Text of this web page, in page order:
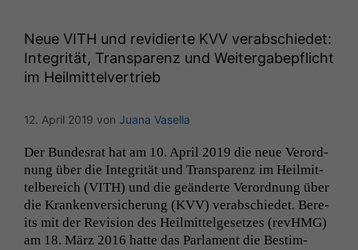
Neue VITH und revidierte KVV verabschiedet:
Integrität, Transparenz und Weitergabepflicht
im Heilmittelvertrieb
12. April 2019 von Juana Vasella
Der Bun­desrat hat am 10. April 2019 die neue Verord­
nung über die Integrität und Trans­parenz im Heilmit­
tel­bere­ich (VITH) und die geän­derte Verord­nung über
die Kranken­ver­sicherung (KVV) ver­ab­schiedet. Bere­
its mit der Revi­sion des Heilmit­telge­set­zes (revH­MG)
am 18. März 2016 hat­te das Par­la­ment die Bes­tim­
nicht
optional, es
werden kann.
Statistiken
Um unsere
Website zu